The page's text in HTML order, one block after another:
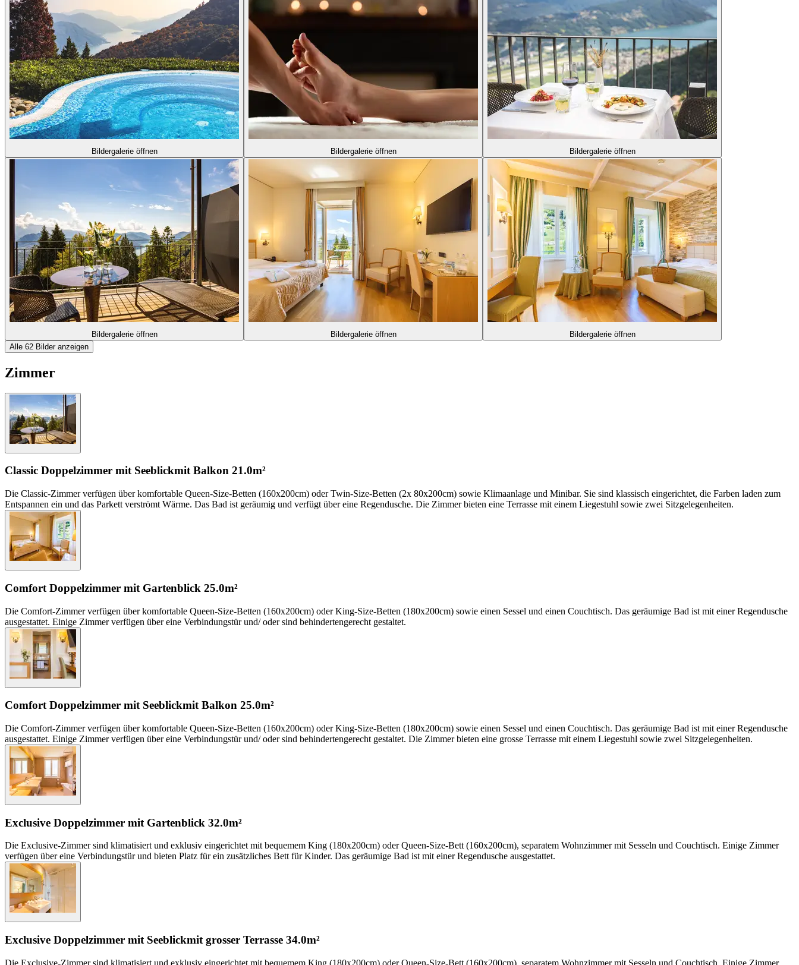
Bildergalerie öffnen Bildergalerie öffnen Bildergalerie öffnen
Bildergalerie öffnen Bildergalerie öffnen
Bildergalerie öffnen
Alle 62 Bilder anzeigen
Zimmer
Classic Doppelzimmer mit Seeblickmit Balkon 21.0m²
Die Classic-Zimmer verfügen über komfortable Queen-Size-Betten (160x200cm) oder Twin-Size-Betten (2x 80x200cm) sowie Klimaanlage und Minibar. Sie sind klassisch eingerichtet, die Farben laden zum
Entspannen ein und das Parkett verströmt Wärme. Das Bad ist geräumig und verfügt über eine Regendusche. Die Zimmer bieten eine Terrasse mit einem Liegestuhl sowie zwei Sitzgelegenheiten.
Comfort Doppelzimmer mit Gartenblick 25.0m²
Die Comfort-Zimmer verfügen über komfortable Queen-Size-Betten (160x200cm) oder King-Size-Betten (180x200cm) sowie einen Sessel und einen Couchtisch. Das geräumige Bad ist mit einer Regendusche
ausgestattet. Einige Zimmer verfügen über eine Verbindungstür und/ oder sind behindertengerecht gestaltet.
Comfort Doppelzimmer mit Seeblickmit Balkon 25.0m²
Die Comfort-Zimmer verfügen über komfortable Queen-Size-Betten (160x200cm) oder King-Size-Betten (180x200cm) sowie einen Sessel und einen Couchtisch. Das geräumige Bad ist mit einer Regendusche
ausgestattet. Einige Zimmer verfügen über eine Verbindungstür und/ oder sind behindertengerecht gestaltet. Die Zimmer bieten eine grosse Terrasse mit einem Liegestuhl sowie zwei Sitzgelegenheiten.
Exclusive Doppelzimmer mit Gartenblick 32.0m²
Die Exclusive-Zimmer sind klimatisiert und exklusiv eingerichtet mit bequemem King (180x200cm) oder Queen-Size-Bett (160x200cm), separatem Wohnzimmer mit Sesseln und Couchtisch. Einige Zimmer
verfügen über eine Verbindungstür und bieten Platz für ein zusätzliches Bett für Kinder. Das geräumige Bad ist mit einer Regendusche ausgestattet.
Exclusive Doppelzimmer mit Seeblickmit grosser Terrasse 34.0m²
Die Exclusive-Zimmer sind klimatisiert und exklusiv eingerichtet mit bequemem King (180x200cm) oder Queen-Size-Bett (160x200cm), separatem Wohnzimmer mit Sesseln und Couchtisch. Einige Zimmer